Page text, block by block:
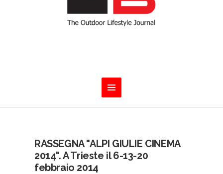
RASSEGNA "ALPI GIULIE CINEMA
2014". A Trieste il 6-13-20
febbraio 2014